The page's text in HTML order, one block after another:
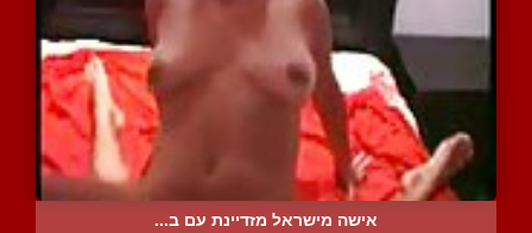
אישה מישראל מזדיינת עם ב...